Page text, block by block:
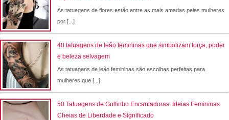
As tatuagens de flores estão entre as mais amadas pelas mulheres
por [...]
40 tatuagens de leão femininas que simbolizam força, poder
e beleza selvagem
As tatuagens de leão femininas são escolhas perfeitas para
mulheres que [...]
50 Tatuagens de Golfinho Encantadoras: Ideias Femininas
Cheias de Liberdade e Significado